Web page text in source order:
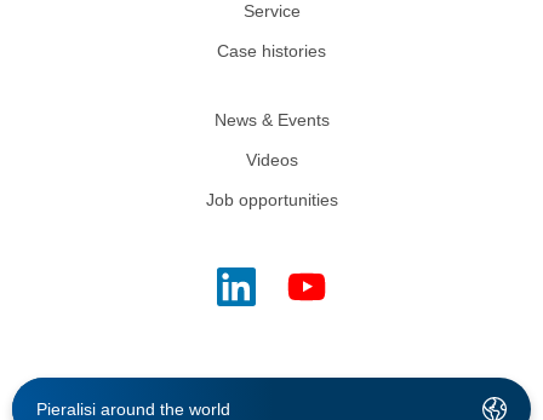
Service
Case histories
News & Events
Videos
Job opportunities
Pieralisi around the world